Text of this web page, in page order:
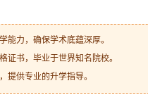
能力，确保学术底蕴深厚。
证书，毕业于世界知名院校。
提供专业的升学指导。